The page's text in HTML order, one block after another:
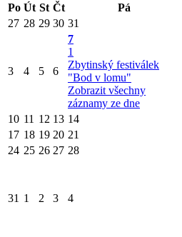
Po Út St Čt Pá
27 28 29 30 31
3 4 5 6
7
1
Zbytinský festiválek
"Bod v lomu"
Zobrazit všechny
záznamy ze dne
10 11 12 13 14
17 18 19 20 21
24 25 26 27 28
31 1 2 3 4